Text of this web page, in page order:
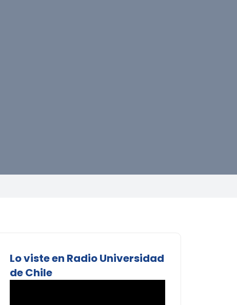
Lo viste en Radio Universidad
de Chile